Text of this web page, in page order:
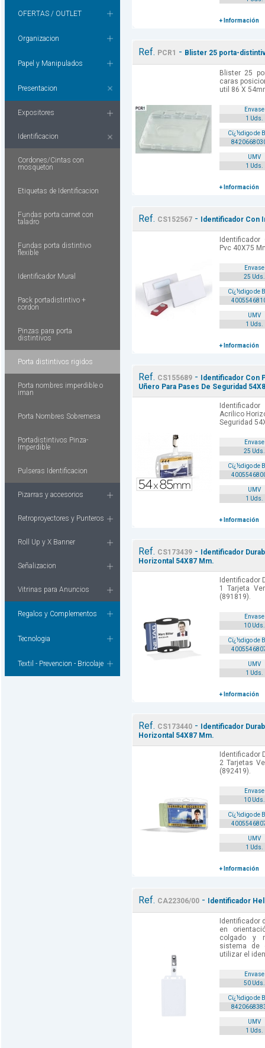
OFERTAS / OUTLET
Organizacion
Papel y Manipulados
Presentacion
Expositores
Identificacion
Cordones/Cintas con
mosqueton
Etiquetas de Identificacion
Fundas porta carnet con
taladro
Fundas porta distintivo
flexible
Identificador Mural
Pack portadistintivo +
cordon
Pinzas para porta
distintivos
Porta distintivos rigidos
Porta nombres imperdible o
iman
Porta Nombres Sobremesa
Portadistintivos Pinza-
Imperdible
Pulseras Identificacion
Pizarras y accesorios
Retroproyectores y Punteros
Roll Up y X Banner
Señalizacion
Vitrinas para Anuncios
Regalos y Complementos
Tecnologia
Textil - Prevencion - Bricolaje
+ Información
Ref. PCR1 - Blister 25 porta-
Blister 25
caras
util 86 X
Envase
1 Uds.
Cï¿½digo de
UMV
1 Uds.
+ Información
Ref. CS152567- Identificador Con
Pvc 40X75
Envase
25 Uds.
Cï¿½digo de
UMV
1 Uds.
+ Información
Ref. CS155689-
Identificador Con
Uñero Para Pases De Seguridad
Acrilico
Seguridad
Envase
25 Uds.
Cï¿½digo de
UMV
1 Uds.
+ Información
Ref. CS173439-
Identificador
Horizontal 54X87 Mm.
Identificador
1 Tarjeta
(891819).
Envase
10 Uds.
Cï¿½digo de
UMV
1 Uds.
+ Información
Ref. CS173440-
Identificador
Horizontal 54X87 Mm.
Identificador
2 Tarjetas
(892419).
Envase
10 Uds.
Cï¿½digo de
UMV
1 Uds.
+ Información
Ref. CA22306/00- Identificador
Identificador
en
colgado y
sistema de
utilizar el
Envase
50 Uds.
Cï¿½digo de
UMV
1 Uds.